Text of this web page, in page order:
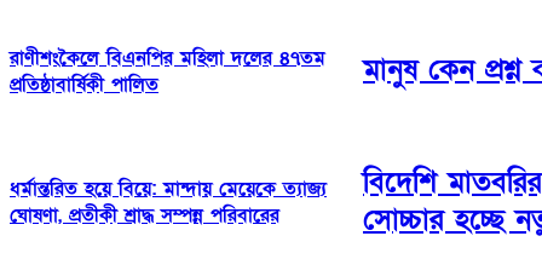
রাণীশংকৈলে বিএনপির মহিলা দলের ৪৭তম
প্রতিষ্ঠাবার্ষিকী পালিত
ধর্মান্তরিত হয়ে বিয়ে: মান্দায় মেয়েকে ত্যাজ্য
ঘোষণা, প্রতীকী শ্রাদ্ধ সম্পন্ন পরিবারের
মানুষ কেন প্রশ্ন
বিদেশি
সোচ্চার হচ্ছে